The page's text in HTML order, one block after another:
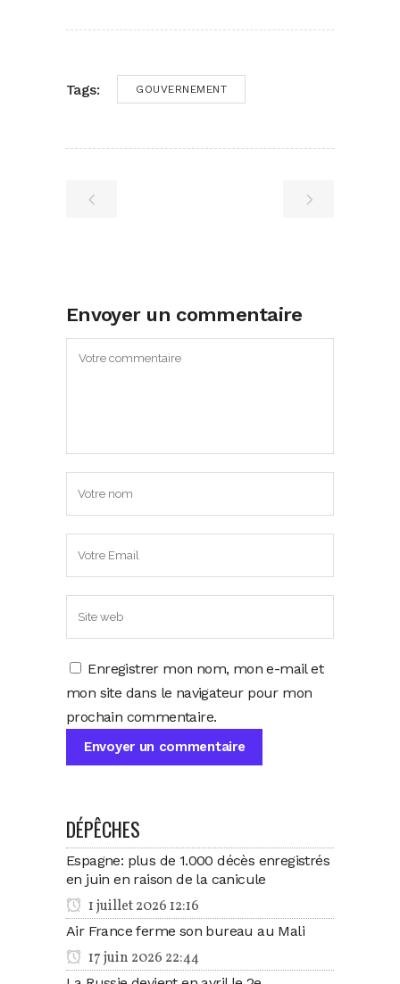
Tags: GOUVERNEMENT
Envoyer un commentaire
Enregistrer mon nom, mon e-mail et
mon site dans le navigateur pour mon
prochain commentaire.
DÉPÊCHES
Espagne: plus de 1.000 décès enregistrés
en juin en raison de la canicule
1 juillet 2026 12:16
Air France ferme son bureau au Mali
17 juin 2026 22:44